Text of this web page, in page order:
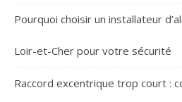
Pourquoi choisir un installateur
Loir-et-Cher pour votre sécurité
Raccord excentrique trop court :